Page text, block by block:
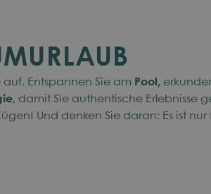
auf. Entspannen Sie am Pool,
, damit Sie authentische Erlebnisse
Und denken Sie daran: Es ist nur